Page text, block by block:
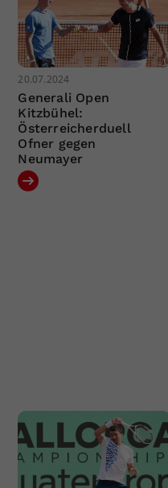
20.07.2024
Generali Open
Kitzbühel:
Österreicherduell
Ofner gegen
Neumayer